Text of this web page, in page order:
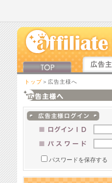
トップ ＞広告主様へ
パスワードを保存する